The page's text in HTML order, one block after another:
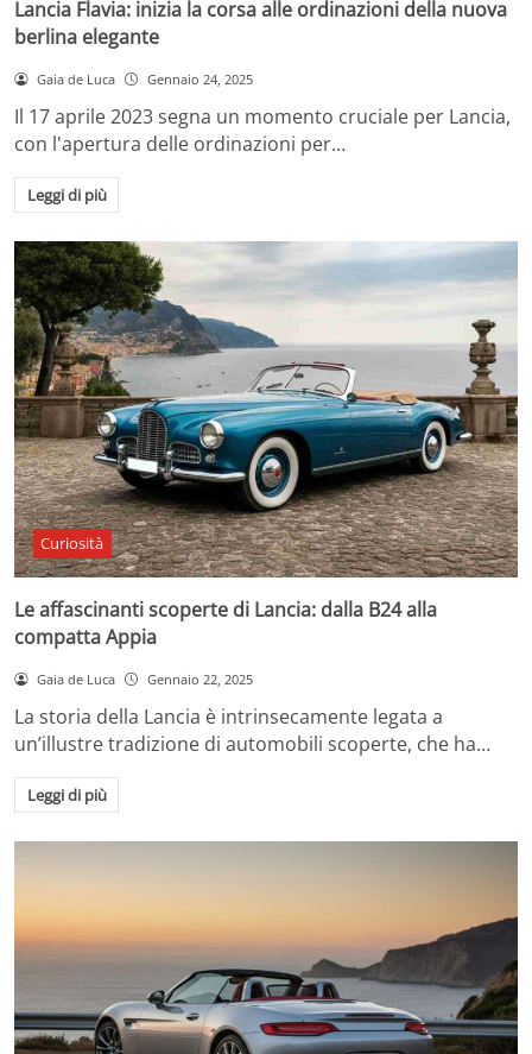
Lancia Flavia: inizia la corsa alle ordinazioni della nuova
berlina elegante
Gaia de Luca Gennaio 24, 2025
Il 17 aprile 2023 segna un momento cruciale per Lancia,
con l'apertura delle ordinazioni per…
Leggi di più
Curiosità
Le affascinanti scoperte di Lancia: dalla B24 alla
compatta Appia
Gaia de Luca Gennaio 22, 2025
La storia della Lancia è intrinsecamente legata a
un’illustre tradizione di automobili scoperte, che ha…
Leggi di più